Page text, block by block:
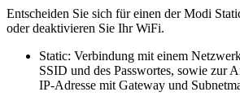
Entscheiden Sie sich für einen der Modi
oder deaktivieren Sie Ihr WiFi.
Static: Verbindung mit einem
SSID und des Passwortes, sowie zur
IP-Adresse mit Gateway und